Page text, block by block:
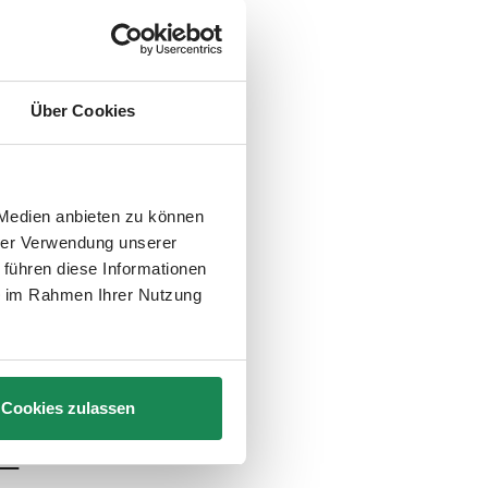
Über Cookies
anbieten zu können
Verwendung unserer
diese Informationen
Rahmen Ihrer Nutzung
Cookies zulassen
Du